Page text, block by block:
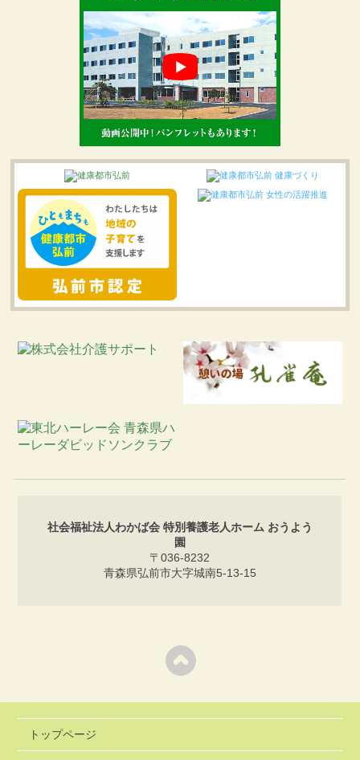
社会福祉法人わかば会 特別養護老人ホーム おうよう
園
〒036-8232
青森県弘前市大字城南5-13-15
トップページ